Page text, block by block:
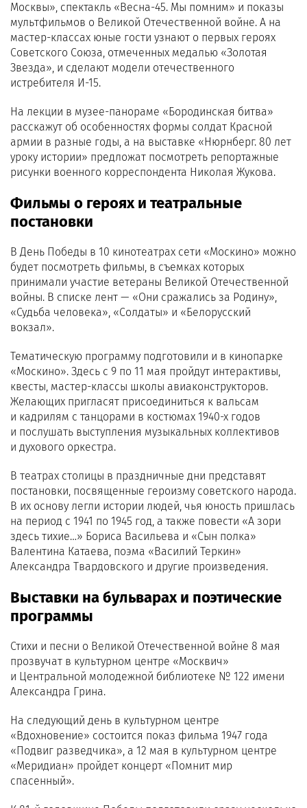
Москвы», спектакль «Весна-45. Мы помним» и показы
мультфильмов о Великой Отечественной войне. А на
мастер-классах юные гости узнают о первых героях
Советского Союза, отмеченных медалью «Золотая
Звезда», и сделают модели отечественного
истребителя И-15.
На лекции в музее-панораме «Бородинская битва»
расскажут об особенностях формы солдат Красной
армии в разные годы, а на выставке «Нюрнберг. 80 лет
уроку истории» предложат посмотреть репортажные
рисунки военного корреспондента Николая Жукова.
Фильмы о героях и театральные
постановки
В День Победы в 10 кинотеатрах сети «Москино» можно
будет посмотреть фильмы, в съемках которых
принимали участие ветераны Великой Отечественной
войны. В списке лент — «Они сражались за Родину»,
«Судьба человека», «Солдаты» и «Белорусский
вокзал».
Тематическую программу подготовили и в кинопарке
«Москино». Здесь с 9 по 11 мая пройдут интерактивы,
квесты, мастер-классы школы авиаконструкторов.
Желающих пригласят присоединиться к вальсам
и кадрилям с танцорами в костюмах 1940-х годов
и послушать выступления музыкальных коллективов
и духового оркестра.
В театрах столицы в праздничные дни представят
постановки, посвященные героизму советского народа.
В их основу легли истории людей, чья юность пришлась
на период с 1941 по 1945 год, а также повести «А зори
здесь тихие…» Бориса Васильева и «Сын полка»
Валентина Катаева, поэма «Василий Теркин»
Александра Твардовского и другие произведения.
Выставки на бульварах и поэтические
программы
Стихи и песни о Великой Отечественной войне 8 мая
прозвучат в культурном центре «Москвич»
и Центральной молодежной библиотеке № 122 имени
Александра Грина.
На следующий день в культурном центре
«Вдохновение» состоится показ фильма 1947 года
«Подвиг разведчика», а 12 мая в культурном центре
«Меридиан» пройдет концерт «Помнит мир
спасенный».